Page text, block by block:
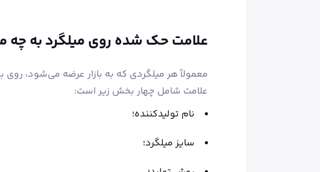
علامت حک شده روی میلگرد به
معمولاً هر میلگردی که به بازار عرضه می‌شود،
علامت شامل چهار بخش زیر است:
نام تولیدکننده؛
سایز میلگرد؛